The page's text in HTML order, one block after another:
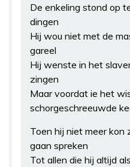
De enkeling stond op
dingen
Hij wou niet met de
gareel
Hij wenste in het
zingen
Maar voordat ie het
schorgeschreeuwde
Toen hij niet meer kon
gaan spreken
Tot allen die hij altijd